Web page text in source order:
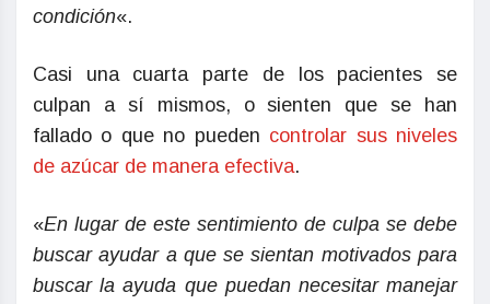
condición«.
Casi una cuarta parte de los pacientes se
culpan a sí mismos, o sienten que se han
fallado o que no pueden controlar sus niveles
de azúcar de manera efectiva.
«En lugar de este sentimiento de culpa se debe
buscar ayudar a que se sientan motivados para
buscar la ayuda que puedan necesitar manejar